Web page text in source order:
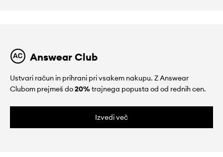
Answear Club
Ustvari račun in prihrani pri vsakem nakupu. Z Answear
Clubom prejmeš do20%trajnega popusta od od rednih cen.
Izvedi več